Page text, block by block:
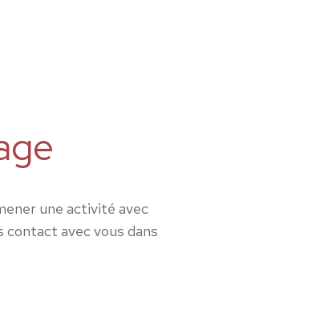
une activité avec
contact avec vous dans